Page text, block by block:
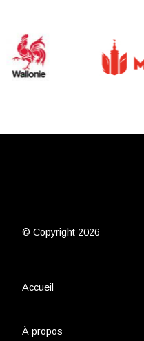
© Copyright 2026
Accueil
À propos